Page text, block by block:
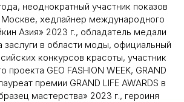
неоднократный участник показов
хедлайнер международного
Азия» 2023 г., обладатель медали
заслуги в области моды, официальный
конкурсов красоты, участник
GEO FASHION WEEK, GRAND
премии GRAND LIFE AWARDS в
мастерства» 2023 г., героиня